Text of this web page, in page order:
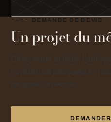
DEMANDE DE DEVIS
Un projet du